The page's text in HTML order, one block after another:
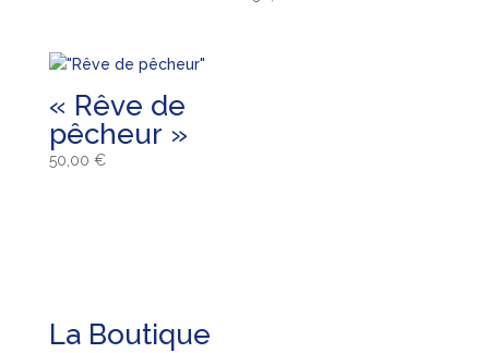
« Rêve de
pêcheur »
50,00 €
La Boutique